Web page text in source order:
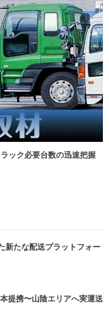
ック必要台数の迅速把握
新たな配送プラットフォー
提携〜山陰エリアへ実運送